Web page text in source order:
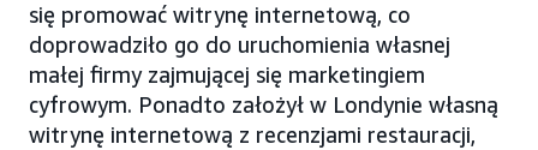
się promować witrynę internetową, co
doprowadziło go do uruchomienia własnej
małej firmy zajmującej się marketingiem
cyfrowym. Ponadto założył w Londynie własną
witrynę internetową z recenzjami restauracji,